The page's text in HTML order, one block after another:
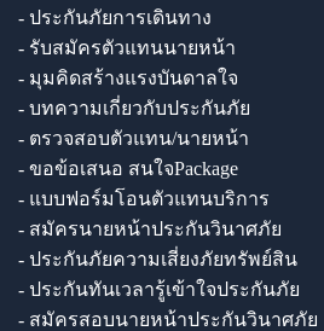
- ประกันภัยการเดินทาง
- รับสมัครตัวแทนนายหน้า
- มุมคิดสร้างแรงบันดาลใจ
- บทความเกี่ยวกับประกันภัย
- ตรวจสอบตัวแทน/นายหน้า
- ขอข้อเสนอ สนใจPackage
- แบบฟอร์มโอนตัวแทนบริการ
- สมัครนายหน้าประกันวินาศภัย
- ประกันภัยความเสี่ยงภัยทรัพย์สิน
- ประกันทันเวลารู้เข้าใจประกันภัย
- สมัครสอบนายหน้าประกันวินาศภัย